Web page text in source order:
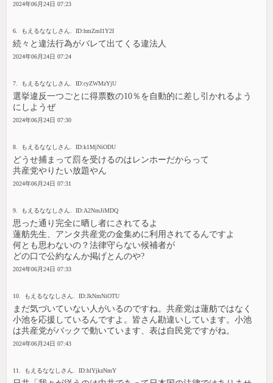
2024年06月24日 07:23
6. もえるななしさん. ID:hmZmI1Y2I
続々と違法行為がバレて出てくる違法人
2024年06月24日 07:24
7. もえるななしさん. ID:cyZWMzYjU
選挙違反一つごとに得票数の10％を自動的に差し引かれるよう
にしようぜ
2024年06月24日 07:30
8. もえるななしさん. ID:k1MjNiODU
どうせ捕まって罰を受けるのはレンホーだからって
共産党やりたい放題やん
2024年06月24日 07:31
9. もえるななしさん. ID:A2NmJiMDQ
思った通り完全に晒し者にされてるよ
蓮舫先生、アンタ共産党の金集めに利用されてるんですよ
何とも思わないの？法律守らない候補者が
どの口で公約なんか掲げとんのや?
2024年06月24日 07:33
10. もえるななしさん. ID:JkNmNiOTU
まだ気づいていない人がいるのですね。共産党は蓮舫ではなく
小池を応援しているんですよ。皆さん勘違いしています。小池
は共産党がバックで動いています、表は自民党ですがね。
2024年06月24日 07:43
11. もえるななしさん. ID:hlYjkzNmY